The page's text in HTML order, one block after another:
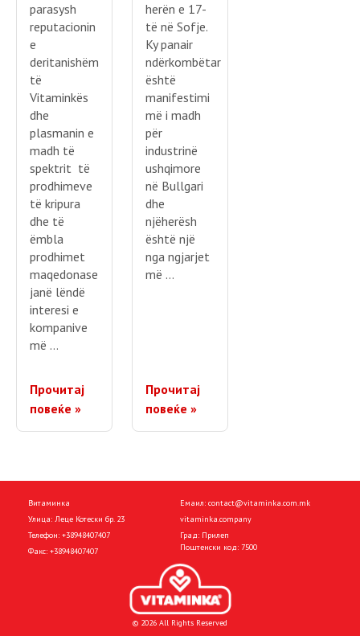
parasysh
reputacionin
e
deritanishëm
të
Vitaminkës
dhe
plasmanin e
madh të
spektrit të
prodhimeve
të kripura
dhe të
ëmbla
prodhimet
maqedonase
janë lëndë
interesi e
kompanive
më …
Прочитај
повеќе »
herën e 17-
të në Sofje.
Ky panair
ndërkombëtar
është
manifestimi
më i madh
për
industrinë
ushqimore
në Bullgari
dhe
njëherësh
është një
nga ngjarjet
më …
Прочитај
повеќе »
Витаминка
Улица: Леце Котески бр. 23
Телефон: +38948407407
Факс: +38948407407
Емаил: contact@vitaminka.com.mk
vitaminka.company
Град: Прилеп
Поштенски код: 7500
© 2026 All Rights Reserved